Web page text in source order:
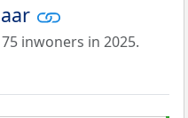
inwoners in 2025.